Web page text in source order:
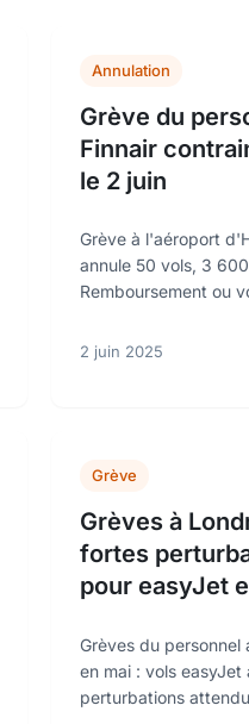
Annulation
Grève du
Finnair
le 2 juin
Grève à l'aéroport
annule 50 vols, 3
Remboursement ou
2 juin 2025
Grève
Grèves à
fortes
pour easyJet
Grèves du
en mai : vols
perturbations